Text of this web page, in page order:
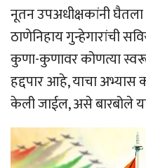
नूतन उपअधीक्षकांनी घैतला
ठाणेनिहाय गुन्हेगारांची
कुणा-कुणावर कोणत्या
हद्दपार आहे, याचा
केली जाईल, असे बारबोले